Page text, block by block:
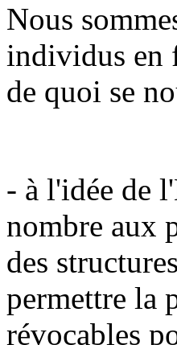
Nous
individus en
de quoi se
- à l'idée de
nombre aux
des
permettre la
révocables